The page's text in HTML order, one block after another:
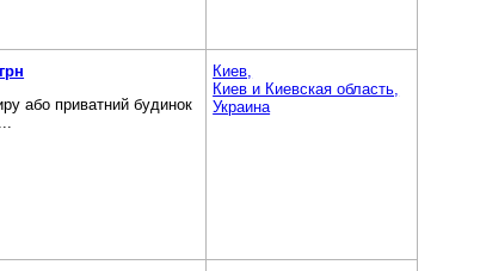
або приватний будинок
Киев,
Киев и Киевская область,
Украина